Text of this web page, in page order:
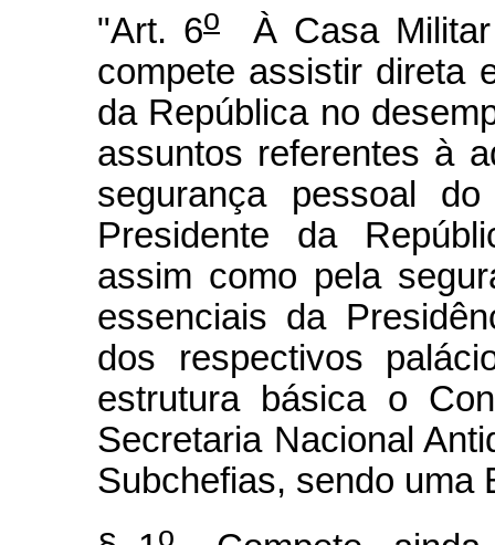
"Art. 6o
À Casa Militar
compete assistir direta
da República no
assuntos referentes à
segurança pessoal
Presidente da
assim como pela
essenciais da
dos respectivos
estrutura básica o
Secretaria Nacional
Subchefias, sendo uma
o